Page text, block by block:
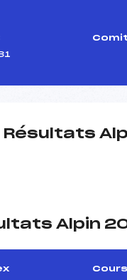
Résultats
Alpin